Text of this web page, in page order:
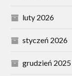
luty 2026
styczeń 2026
grudzień 2025